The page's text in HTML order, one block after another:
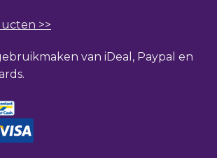
>>
van iDeal, Paypal en